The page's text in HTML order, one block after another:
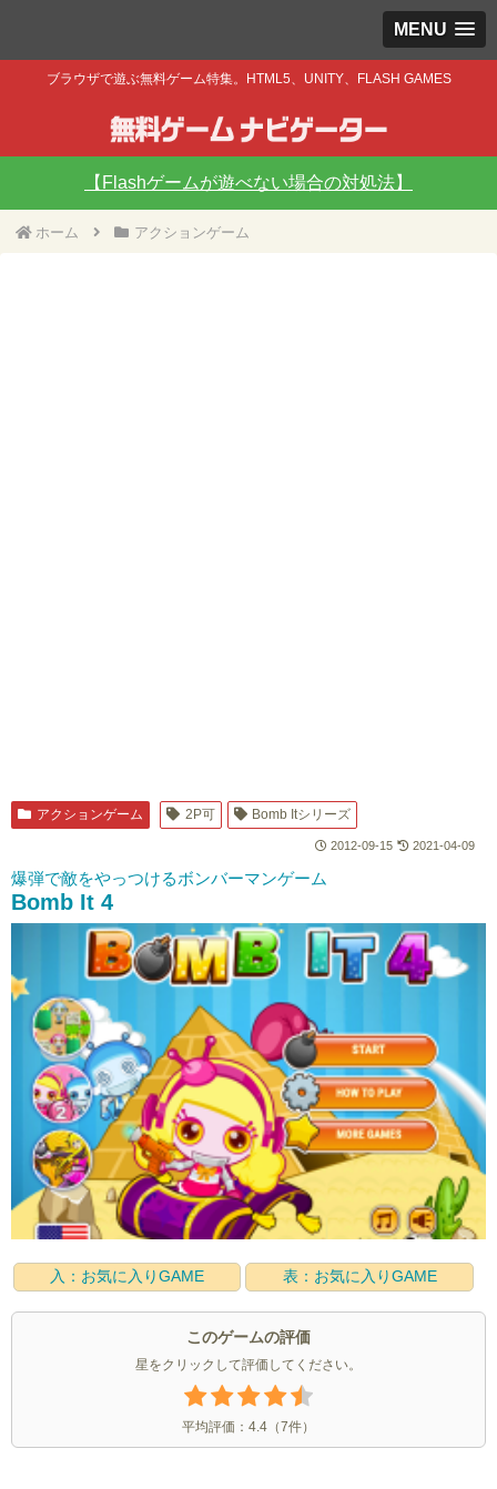
MENU
ブラウザで遊ぶ無料ゲーム特集。HTML5、UNITY、FLASH GAMES
【Flashゲームが遊べない場合の対処法】
ホーム アクションゲーム
アクションゲーム 2P可 Bomb Itシリーズ
2012-09-15 2021-04-09
爆弾で敵をやっつけるボンバーマンゲーム
Bomb It 4
入：お気に入りGAME 表：お気に入りGAME
このゲームの評価
星をクリックして評価してください。
平均評価： 4.4 （7件）